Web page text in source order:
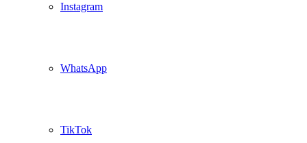
Instagram
WhatsApp
TikTok